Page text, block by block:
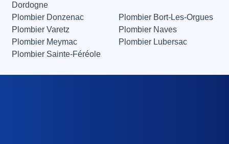
Dordogne
Plombier Donzenac
Plombier Bort-Les-Orgues
Plombier Varetz
Plombier Naves
Plombier Meymac
Plombier Lubersac
Plombier Sainte-Féréole